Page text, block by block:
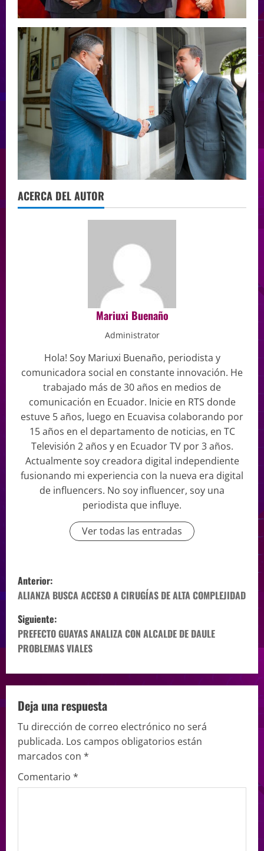
ACERCA DEL AUTOR
Mariuxi Buenaño
Administrator
Hola! Soy Mariuxi Buenaño, periodista y
comunicadora social en constante innovación. He
trabajado más de 30 años en medios de
comunicación en Ecuador. Inicie en RTS donde
estuve 5 años, luego en Ecuavisa colaborando por
15 años en el departamento de noticias, en TC
Televisión 2 años y en Ecuador TV por 3 años.
Actualmente soy creadora digital independiente
fusionando mi experiencia con la nueva era digital
de influencers. No soy influencer, soy una
periodista que influye.
Ver todas las entradas
Anterior:
ALIANZA BUSCA ACCESO A CIRUGÍAS DE ALTA COMPLEJIDAD
Siguiente:
PREFECTO GUAYAS ANALIZA CON ALCALDE DE DAULE
PROBLEMAS VIALES
Deja una respuesta
Tu dirección de correo electrónico no será
publicada. Los campos obligatorios están
marcados con *
Comentario *